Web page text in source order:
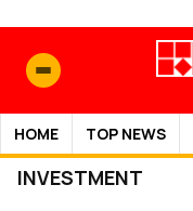
HOME TOP NEWS
INVESTMENT